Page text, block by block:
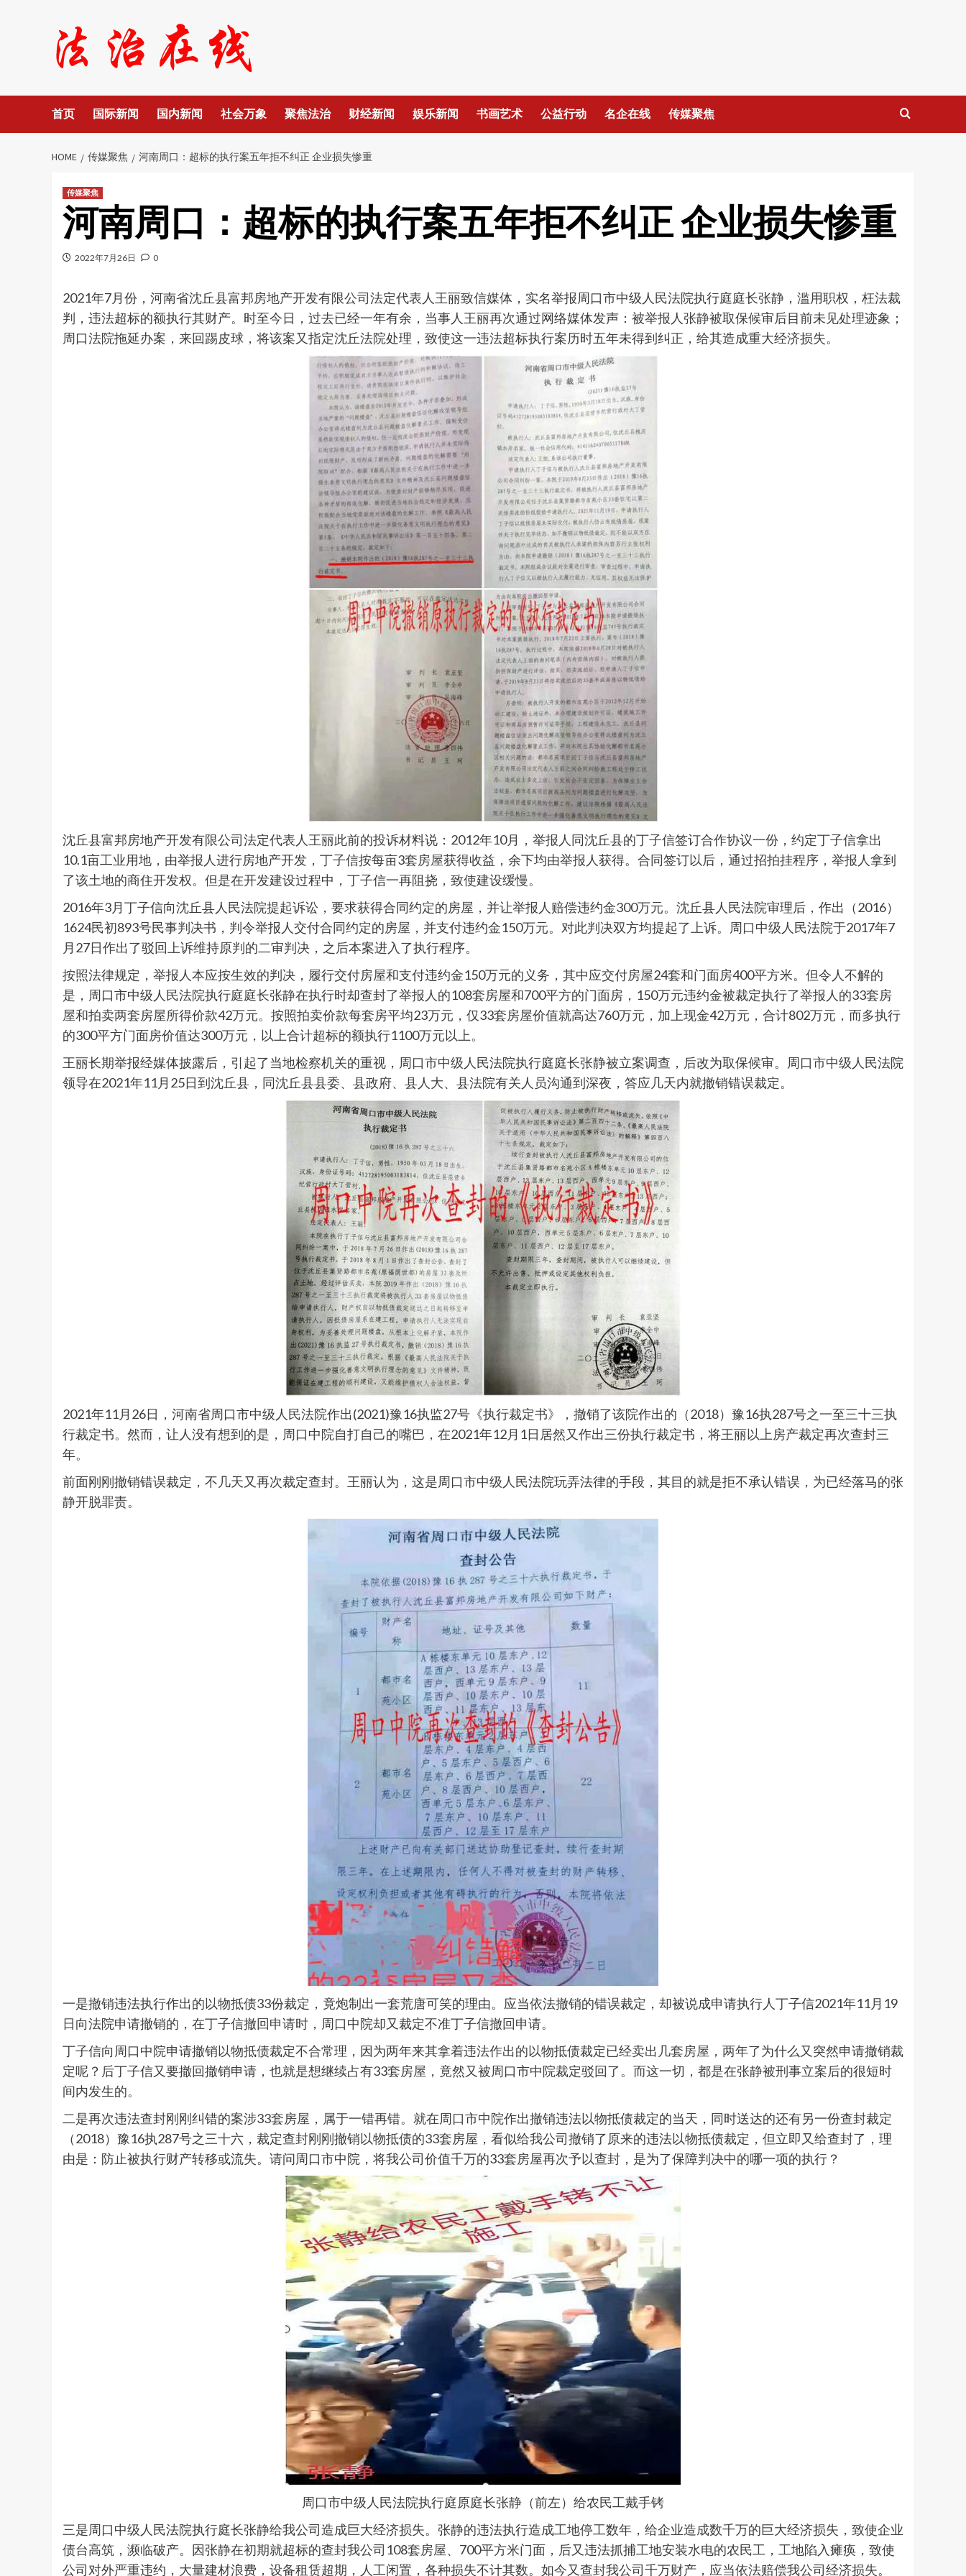
首页 国际新闻 国内新闻 社会万象 聚焦法治 财经新闻 娱乐新闻 书画艺术 公益行动 名企在线 传媒聚焦
HOME 传媒聚焦 河南周口：超标的执行案五年拒不纠正 企业损失惨重
传媒聚焦
河南周口：超标的执行案五年拒不纠正 企业损失惨重
2022年7月26日 0
2021年7月份，河南省沈丘县富邦房地产开发有限公司法定代表人王丽致信媒体，实名举报周口市中级人民法院执行庭庭长张静，滥用职权，枉法裁
判，违法超标的额执行其财产。时至今日，过去已经一年有余，当事人王丽再次通过网络媒体发声：被举报人张静被取保候审后目前未见处理迹象；
周口法院拖延办案，来回踢皮球，将该案又指定沈丘法院处理，致使这一违法超标执行案历时五年未得到纠正，给其造成重大经济损失。
沈丘县富邦房地产开发有限公司法定代表人王丽此前的投诉材料说：2012年10月，举报人同沈丘县的丁子信签订合作协议一份，约定丁子信拿出
10.1亩工业用地，由举报人进行房地产开发，丁子信按每亩3套房屋获得收益，余下均由举报人获得。合同签订以后，通过招拍挂程序，举报人拿到
了该土地的商住开发权。但是在开发建设过程中，丁子信一再阻挠，致使建设缓慢。
2016年3月丁子信向沈丘县人民法院提起诉讼，要求获得合同约定的房屋，并让举报人赔偿违约金300万元。沈丘县人民法院审理后，作出（2016）
1624民初893号民事判决书，判令举报人交付合同约定的房屋，并支付违约金150万元。对此判决双方均提起了上诉。周口中级人民法院于2017年7
月27日作出了驳回上诉维持原判的二审判决，之后本案进入了执行程序。
按照法律规定，举报人本应按生效的判决，履行交付房屋和支付违约金150万元的义务，其中应交付房屋24套和门面房400平方米。但令人不解的
是，周口市中级人民法院执行庭庭长张静在执行时却查封了举报人的108套房屋和700平方的门面房，150万元违约金被裁定执行了举报人的33套房
屋和拍卖两套房屋所得价款42万元。按照拍卖价款每套房平均23万元，仅33套房屋价值就高达760万元，加上现金42万元，合计802万元，而多执行
的300平方门面房价值达300万元，以上合计超标的额执行1100万元以上。
王丽长期举报经媒体披露后，引起了当地检察机关的重视，周口市中级人民法院执行庭庭长张静被立案调查，后改为取保候审。周口市中级人民法院
领导在2021年11月25日到沈丘县，同沈丘县县委、县政府、县人大、县法院有关人员沟通到深夜，答应几天内就撤销错误裁定。
2021年11月26日，河南省周口市中级人民法院作出(2021)豫16执监27号《执行裁定书》，撤销了该院作出的（2018）豫16执287号之一至三十三执
行裁定书。然而，让人没有想到的是，周口中院自打自己的嘴巴，在2021年12月1日居然又作出三份执行裁定书，将王丽以上房产裁定再次查封三
年。
前面刚刚撤销错误裁定，不几天又再次裁定查封。王丽认为，这是周口市中级人民法院玩弄法律的手段，其目的就是拒不承认错误，为已经落马的张
静开脱罪责。
一是撤销违法执行作出的以物抵债33份裁定，竟炮制出一套荒唐可笑的理由。应当依法撤销的错误裁定，却被说成申请执行人丁子信2021年11月19
日向法院申请撤销的，在丁子信撤回申请时，周口中院却又裁定不准丁子信撤回申请。
丁子信向周口中院申请撤销以物抵债裁定不合常理，因为两年来其拿着违法作出的以物抵债裁定已经卖出几套房屋，两年了为什么又突然申请撤销裁
定呢？后丁子信又要撤回撤销申请，也就是想继续占有33套房屋，竟然又被周口市中院裁定驳回了。而这一切，都是在张静被刑事立案后的很短时
间内发生的。
二是再次违法查封刚刚纠错的案涉33套房屋，属于一错再错。就在周口市中院作出撤销违法以物抵债裁定的当天，同时送达的还有另一份查封裁定
（2018）豫16执287号之三十六，裁定查封刚刚撤销以物抵债的33套房屋，看似给我公司撤销了原来的违法以物抵债裁定，但立即又给查封了，理
由是：防止被执行财产转移或流失。请问周口市中院，将我公司价值千万的33套房屋再次予以查封，是为了保障判决中的哪一项的执行？
周口市中级人民法院执行庭原庭长张静（前左）给农民工戴手铐
三是周口中级人民法院执行庭长张静给我公司造成巨大经济损失。张静的违法执行造成工地停工数年，给企业造成数千万的巨大经济损失，致使企业
债台高筑，濒临破产。因张静在初期就超标的查封我公司108套房屋、700平方米门面，后又违法抓捕工地安装水电的农民工，工地陷入瘫痪，致使
公司对外严重违约，大量建材浪费，设备租赁超期，人工闲置，各种损失不计其数。如今又查封我公司千万财产，应当依法赔偿我公司经济损失。